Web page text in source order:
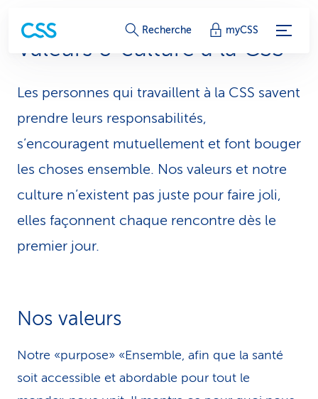
L
i
e
n
s
d
e
s
Recherche myCSS
Valeurs & culture à la CSS
Les personnes qui travaillent à la CSS savent
prendre leurs responsabilités,
s’encouragent mutuellement et font bouger
les choses ensemble. Nos valeurs et notre
culture n’existent pas juste pour faire joli,
elles façonnent chaque rencontre dès le
premier jour.
Nos valeurs
Notre «purpose» «Ensemble, afin que la santé
soit accessible et abordable pour tout le